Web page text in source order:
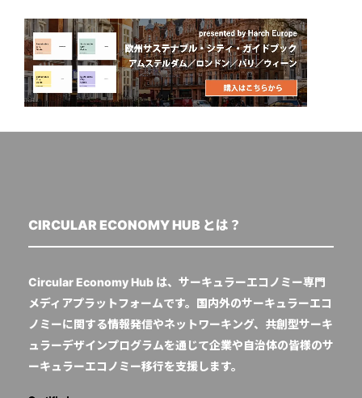
CIRCULAR ECONOMY HUB とは？
Circular Economy Hub は、サーキュラーエコノミー専門
メディアプラットフォームです。国内外のサーキュラーエコ
ノミーに関する情報発信やネットワーキング、共創型サーキ
ュラーデザインプログラムを通じて企業や自治体の皆様のサ
ーキュラーエコノミー移行を支援します。